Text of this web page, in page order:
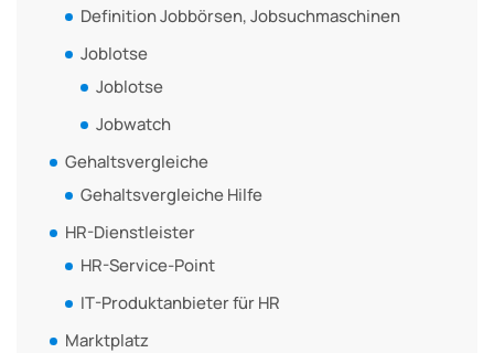
Definition Jobbörsen, Jobsuchmaschinen
Joblotse
Joblotse
Jobwatch
Gehaltsvergleiche
Gehaltsvergleiche Hilfe
HR-Dienstleister
HR-Service-Point
IT-Produktanbieter für HR
Marktplatz